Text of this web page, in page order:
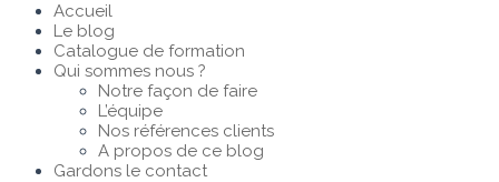
Accueil
Le blog
Catalogue de formation
Qui sommes nous ?
Notre façon de faire
L’équipe
Nos références clients
A propos de ce blog
Gardons le contact